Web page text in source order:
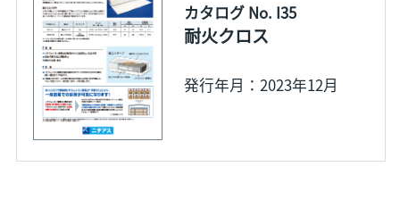
カタログ No. I35
耐火クロス
発行年月：2023年12月